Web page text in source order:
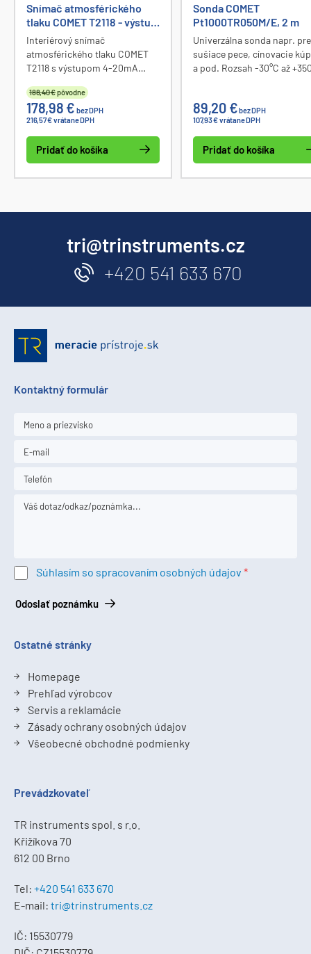
Snímač atmosférického
tlaku COMET T2118 - výstup
4-20mA
Interiérový snímač
atmosférického tlaku COMET
T2118 s výstupom 4-20mA
v rozsahu 600 až 1100hPa.
Interiérové prevedenie s
displejom. Zobrazovanie a
výstup tlaku je možný v rôznych
jednotkách.
188,40 €pôvodne
178,98 € bez DPH
216,57 € vrátane DPH
Pridať do košíka
Sonda COMET
Pt1000TR050M/E, 2 m
Univerzálna sonda napr. pre
sušiace pece, cínovacie
a pod. Rozsah -30°C až
do +400 °C. Kovové
kábla je vodivo spojené s
puzdrom. Sonda nie je
proti vniknutiu vlhkosti.
89,20 €bez DPH
107,93 € vrátane DPH
Pridať do košíka
tri@trinstruments.cz
+420 541 633 670
Kontaktný formulár
Súhlasím so spracovaním osobných údajov
Odoslať poznámku
Ostatné stránky
Homepage
Prehľad výrobcov
Servis a reklamácie
Zásady ochrany osobných údajov
Všeobecné obchodné podmienky
Prevádzkovateľ
TR instruments spol. s r.o.
Křižíkova 70
612 00 Brno
Tel: +420 541 633 670
E-mail: tri@trinstruments.cz
IČ: 15530779